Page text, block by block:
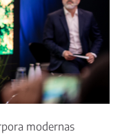
modernas